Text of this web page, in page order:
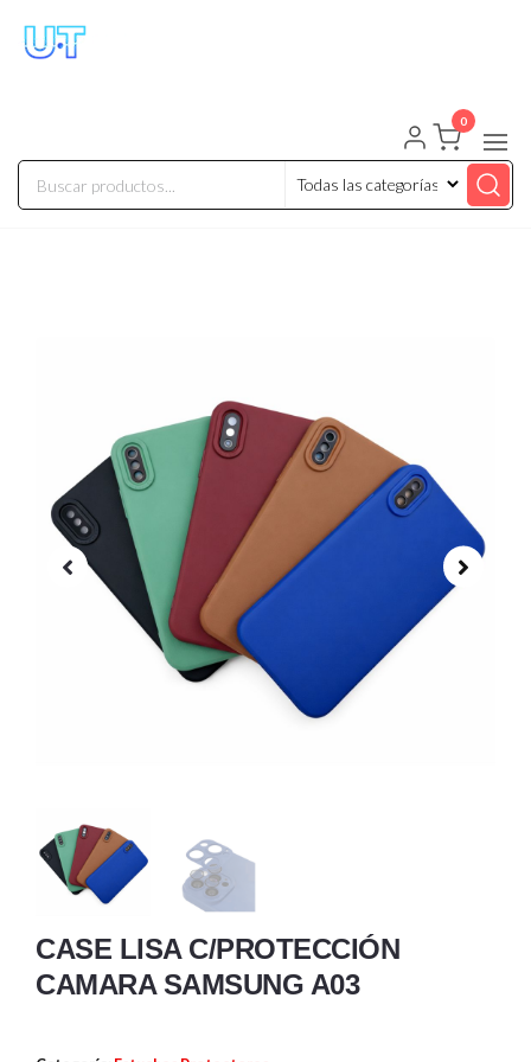
0
CASE LISA C/PROTECCIÓN
CAMARA SAMSUNG A03